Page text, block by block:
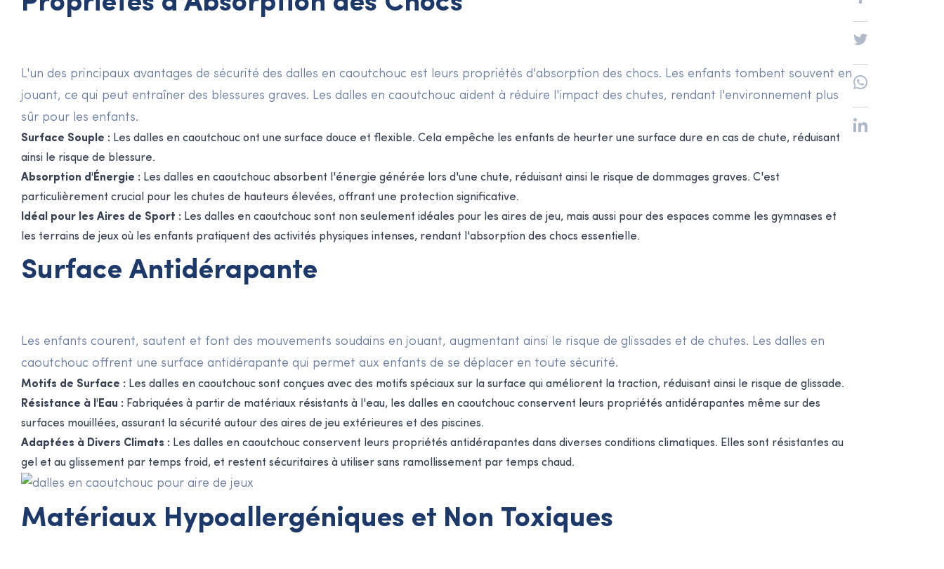
L'un des principaux avantages de sécurité des dalles en caoutchouc est leurs propriétés d'absorption des chocs. Les enfants tombent souvent en
jouant, ce qui peut entraîner des blessures graves. Les dalles en caoutchouc aident à réduire l'impact des chutes, rendant l'environnement plus
sûr pour les enfants.
Surface Souple : Les dalles en caoutchouc ont une surface douce et flexible. Cela empêche les enfants de heurter une surface dure en cas de chute, réduisant
ainsi le risque de blessure.
Absorption d'Énergie : Les dalles en caoutchouc absorbent l'énergie générée lors d'une chute, réduisant ainsi le risque de dommages graves. C'est
particulièrement crucial pour les chutes de hauteurs élevées, offrant une protection significative.
Idéal pour les Aires de Sport : Les dalles en caoutchouc sont non seulement idéales pour les aires de jeu, mais aussi pour des espaces comme les gymnases et
les terrains de jeux où les enfants pratiquent des activités physiques intenses, rendant l'absorption des chocs essentielle.
Surface Antidérapante
Les enfants courent, sautent et font des mouvements soudains en jouant, augmentant ainsi le risque de glissades et de chutes. Les dalles en
caoutchouc offrent une surface antidérapante qui permet aux enfants de se déplacer en toute sécurité.
Motifs de Surface : Les dalles en caoutchouc sont conçues avec des motifs spéciaux sur la surface qui améliorent la traction, réduisant ainsi le risque de glissade.
Résistance à l'Eau : Fabriquées à partir de matériaux résistants à l'eau, les dalles en caoutchouc conservent leurs propriétés antidérapantes même sur des
surfaces mouillées, assurant la sécurité autour des aires de jeu extérieures et des piscines.
Adaptées à Divers Climats : Les dalles en caoutchouc conservent leurs propriétés antidérapantes dans diverses conditions climatiques. Elles sont résistantes au
gel et au glissement par temps froid, et restent sécuritaires à utiliser sans ramollissement par temps chaud.
Matériaux Hypoallergéniques et Non Toxiques